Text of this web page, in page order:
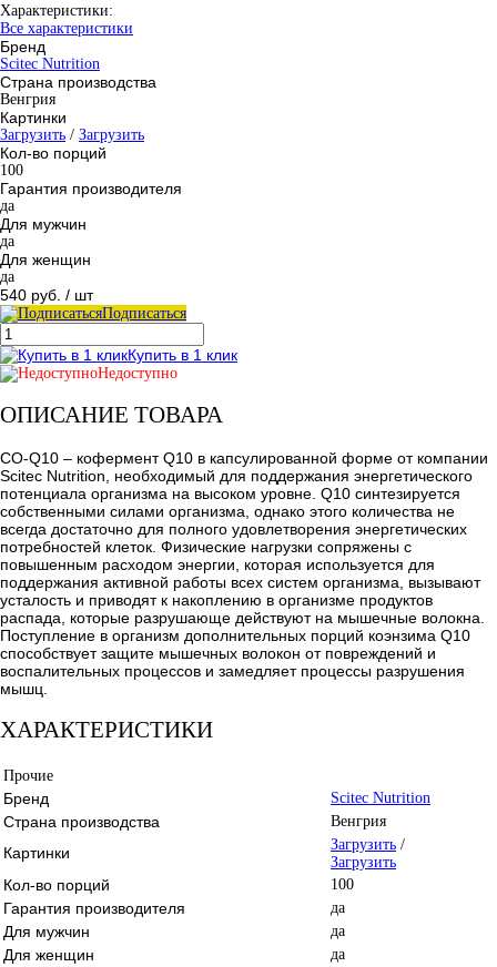
Характеристики:
Все характеристики
Бренд
Scitec Nutrition
Страна производства
Венгрия
Картинки
Загрузить / Загрузить
Кол-во порций
100
Гарантия производителя
да
Для мужчин
да
Для женщин
да
540 руб. / шт
Подписаться
Купить в 1 клик
Недоступно
ОПИСАНИЕ ТОВАРА
CO-Q10 – кофермент Q10 в капсулированной форме от компании
Scitec Nutrition, необходимый для поддержания энергетического
потенциала организма на высоком уровне. Q10 синтезируется
собственными силами организма, однако этого количества не
всегда достаточно для полного удовлетворения энергетических
потребностей клеток. Физические нагрузки сопряжены с
повышенным расходом энергии, которая используется для
поддержания активной работы всех систем организма, вызывают
усталость и приводят к накоплению в организме продуктов
распада, которые разрушающе действуют на мышечные волокна.
Поступление в организм дополнительных порций коэнзима Q10
способствует защите мышечных волокон от повреждений и
воспалительных процессов и замедляет процессы разрушения
мышц.
ХАРАКТЕРИСТИКИ
Прочие
Бренд Scitec Nutrition
Страна производства Венгрия
Картинки Загрузить /
Загрузить
Кол-во порций 100
Гарантия производителя да
Для мужчин да
Для женщин да